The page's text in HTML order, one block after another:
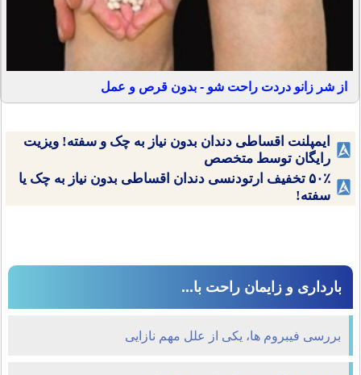
از شر زانو دردت راحت شو - بدون قرص و عمل
ایمپلنت اقساطی دندان بدون نیاز به چک و سفته! ویزیت
رایگان توسط متخصص
۵۰٪ تخفیف ارتودنسی دندان اقساطی بدون نیاز به چک یا
سفته!
بارداری و زایمان راحت با...
بررسی فیبروم ها، یکی از علل مهم نازایی